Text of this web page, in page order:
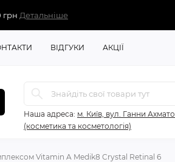
грн Детальніше
ВІДГУКИ АКЦІЇ
Наша адреса: м. Київ, вул. Ганни
(косметика та косметологія)
Vitamin A Medik8 Crystal Retinal 6